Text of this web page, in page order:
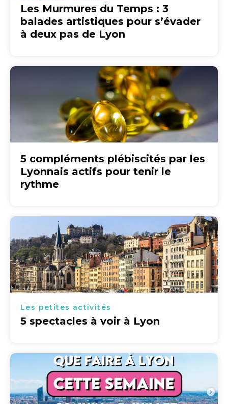
Les Murmures du Temps : 3
balades artistiques pour s’évader
à deux pas de Lyon
5 compléments plébiscités par les
Lyonnais actifs pour tenir le
rythme
Les petites activités
5 spectacles à voir à Lyon